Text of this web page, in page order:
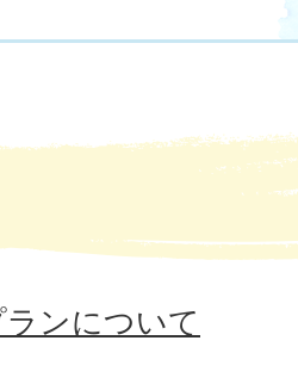
ランについて